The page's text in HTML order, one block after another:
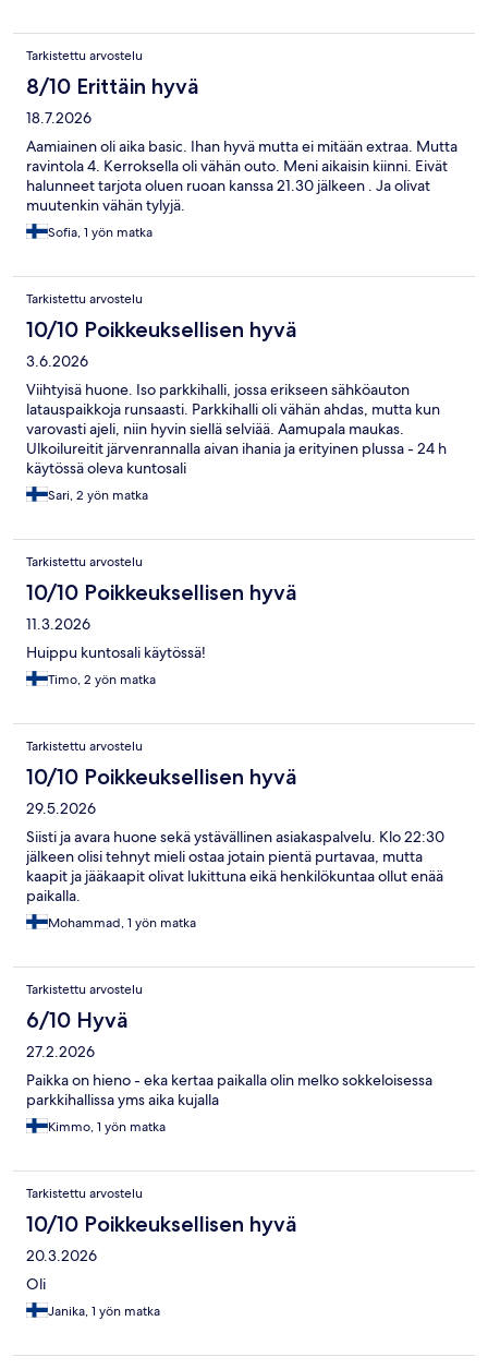
Tarkistettu arvostelu
8/10 Erittäin hyvä
18.7.2026
Aamiainen oli aika basic. Ihan hyvä mutta ei mitään extraa. Mutta
ravintola 4. Kerroksella oli vähän outo. Meni aikaisin kiinni. Eivät
halunneet tarjota oluen ruoan kanssa 21.30 jälkeen . Ja olivat
muutenkin vähän tylyjä.
Sofia, 1 yön matka
Tarkistettu arvostelu
10/10 Poikkeuksellisen hyvä
3.6.2026
Viihtyisä huone. Iso parkkihalli, jossa erikseen sähköauton
latauspaikkoja runsaasti. Parkkihalli oli vähän ahdas, mutta kun
varovasti ajeli, niin hyvin siellä selviää. Aamupala maukas.
Ulkoilureitit järvenrannalla aivan ihania ja erityinen plussa - 24 h
käytössä oleva kuntosali
Sari, 2 yön matka
Tarkistettu arvostelu
10/10 Poikkeuksellisen hyvä
11.3.2026
Huippu kuntosali käytössä!
Timo, 2 yön matka
Tarkistettu arvostelu
10/10 Poikkeuksellisen hyvä
29.5.2026
Siisti ja avara huone sekä ystävällinen asiakaspalvelu. Klo 22:30
jälkeen olisi tehnyt mieli ostaa jotain pientä purtavaa, mutta
kaapit ja jääkaapit olivat lukittuna eikä henkilökuntaa ollut enää
paikalla.
Mohammad, 1 yön matka
Tarkistettu arvostelu
6/10 Hyvä
27.2.2026
Paikka on hieno - eka kertaa paikalla olin melko sokkeloisessa
parkkihallissa yms aika kujalla
Kimmo, 1 yön matka
Tarkistettu arvostelu
10/10 Poikkeuksellisen hyvä
20.3.2026
Oli
Janika, 1 yön matka